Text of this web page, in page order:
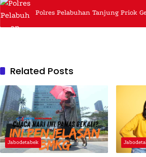
Polres Pelabuhan Tanjung Priok
Related Posts
Jabodetabek